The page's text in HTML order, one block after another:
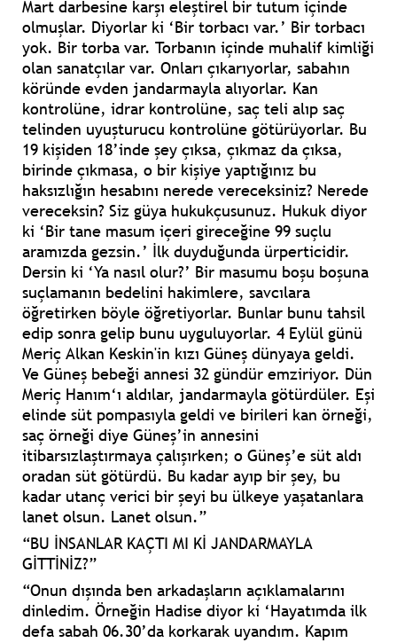
Mart darbesine karşı eleştirel bir tutum içinde
olmuşlar. Diyorlar ki ‘Bir torbacı var.’ Bir torbacı
yok. Bir torba var. Torbanın içinde muhalif kimliği
olan sanatçılar var. Onları çıkarıyorlar, sabahın
köründe evden jandarmayla alıyorlar. Kan
kontrolüne, idrar kontrolüne, saç teli alıp saç
telinden uyuşturucu kontrolüne götürüyorlar. Bu
19 kişiden 18’inde şey çıksa, çıkmaz da çıksa,
birinde çıkmasa, o bir kişiye yaptığınız bu
haksızlığın hesabını nerede vereceksiniz? Nerede
vereceksin? Siz güya hukukçusunuz. Hukuk diyor
ki ‘Bir tane masum içeri gireceğine 99 suçlu
aramızda gezsin.’ İlk duyduğunda ürperticidir.
Dersin ki ‘Ya nasıl olur?’ Bir masumu boşu boşuna
suçlamanın bedelini hakimlere, savcılara
öğretirken böyle öğretiyorlar. Bunlar bunu tahsil
edip sonra gelip bunu uyguluyorlar. 4 Eylül günü
Meriç Alkan Keskin'in kızı Güneş dünyaya geldi.
Ve Güneş bebeği annesi 32 gündür emziriyor. Dün
Meriç Hanım‘ı aldılar, jandarmayla götürdüler. Eşi
elinde süt pompasıyla geldi ve birileri kan örneği,
saç örneği diye Güneş’in annesini
itibarsızlaştırmaya çalışırken; o Güneş’e süt aldı
oradan süt götürdü. Bu kadar ayıp bir şey, bu
kadar utanç verici bir şeyi bu ülkeye yaşatanlara
lanet olsun. Lanet olsun.”
“BU İNSANLAR KAÇTI MI Kİ JANDARMAYLA
GİTTİNİZ?”
“Onun dışında ben arkadaşların açıklamalarını
dinledim. Örneğin Hadise diyor ki ‘Hayatımda ilk
defa sabah 06.30’da korkarak uyandım. Kapım